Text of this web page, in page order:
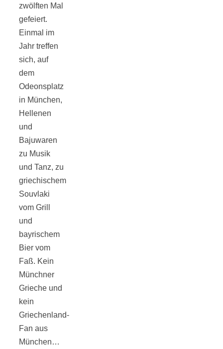
zwölften Mal
gefeiert.
Einmal im
Jahr treffen
sich, auf
dem
Odeonsplatz
in München,
Hellenen
und
Bajuwaren
zu Musik
und Tanz, zu
griechischem
Souvlaki
vom Grill
und
bayrischem
Bier vom
Faß. Kein
Münchner
Grieche und
kein
Griechenland-
Fan aus
München…